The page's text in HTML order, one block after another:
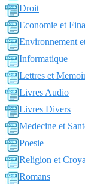
Droit
Economie et
Environnement
Informatique
Lettres et
Livres Audio
Livres Divers
Medecine et
Poesie
Religion et
Romans